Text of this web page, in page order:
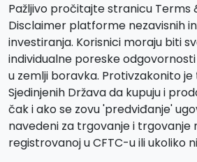
Pažljivo pročitajte stranicu Terms
Disclaimer platforme nezavisnih
investiranja. Korisnici moraju biti
individualne poreske
u zemlji boravka. Protivzakonito je
Sjedinjenih Država da kupuju i
čak i ako se zovu 'predviđanje'
navedeni za trgovanje i trgovanje
registrovanoj u CFTC-u ili ukoliko